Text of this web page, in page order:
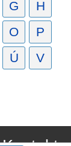
G
H
O
P
Ú
V